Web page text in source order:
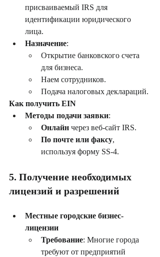
присваиваемый IRS для
идентификации юридического
лица.
Назначение:
Открытие банковского счета
для бизнеса.
Наем сотрудников.
Подача налоговых деклараций.
Как получить EIN
Методы подачи заявки:
Онлайн через веб-сайт IRS.
По почте или факсу,
используя форму SS-4.
5. Получение необходимых
лицензий и разрешений
Местные городские бизнес-
лицензии
Требование: Многие города
требуют от предприятий